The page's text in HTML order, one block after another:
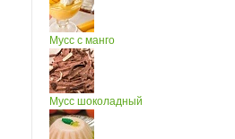
Мусс с манго
Мусс шоколадный